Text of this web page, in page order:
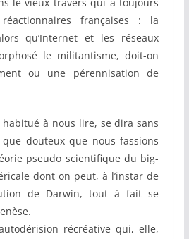
françaises : la
qu’Internet et les réseaux
le militantisme, doit-on
ou une pérennisation de
à nous lire, se dira sans
douteux que nous fassions
pseudo scientifique du big-
dont on peut, à l’instar de
de Darwin, tout à fait se
récréative qui, elle,